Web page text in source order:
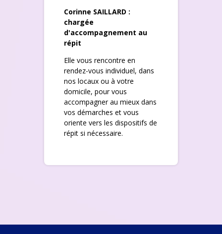
Corinne SAILLARD :
chargée
d'accompagnement au
répit
Elle vous rencontre en
rendez-vous individuel, dans
nos locaux ou à votre
domicile, pour vous
accompagner au mieux dans
vos démarches et vous
oriente vers les dispositifs de
répit si nécessaire.